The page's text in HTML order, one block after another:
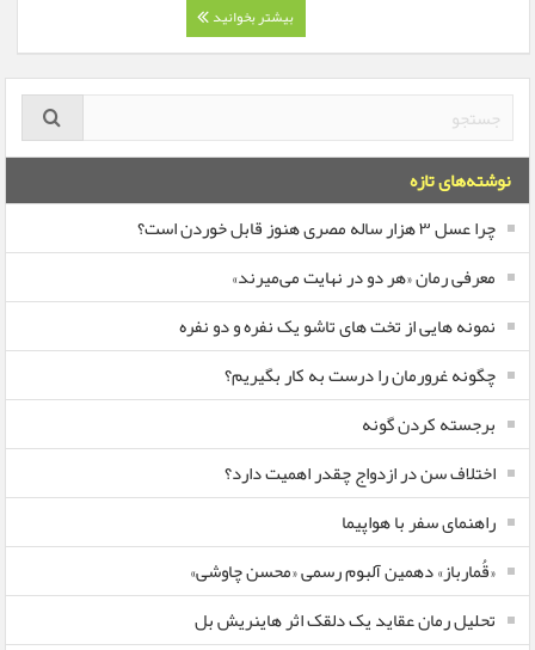
بیشتر بخوانید
نوشته‌های تازه
چرا عسل ۳ هزار ساله‌ مصری هنوز قابل خوردن است؟
معرفی رمان «هر دو در نهایت می‌میرند»
نمونه هایی از تخت های تاشو یک نفره و دو نفره
چگونه غرورمان را درست به کار بگیریم؟
برجسته کردن گونه
اختلاف سن در ازدواج چقدر اهمیت دارد؟
راهنمای سفر با هواپیما
«قُمارباز» دهمین آلبوم رسمی «محسن چاوشی»
تحلیل رمان عقاید یک دلقک اثر هاینریش بل